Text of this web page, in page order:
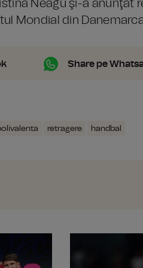
Neagu şi-a anunţat
Mondial din
Share pe
retragere handbal